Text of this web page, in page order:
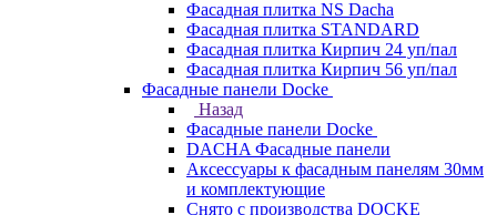
Фасадная плитка NS Dacha
Фасадная плитка STANDARD
Фасадная плитка Кирпич 24 уп/пал
Фасадная плитка Кирпич 56 уп/пал
Фасадные панели Docke
Назад
Фасадные панели Docke
DACHA Фасадные панели
Аксессуары к фасадным панелям 30мм
и комплектующие
Снято с производства DOCKE